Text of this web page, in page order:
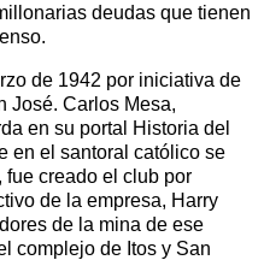
deudas que tienen
de 1942 por iniciativa de
José. Carlos Mesa,
en su portal Historia del
en el santoral católico se
fue creado el club por
de la empresa, Harry
de la mina de ese
complejo de Itos y San